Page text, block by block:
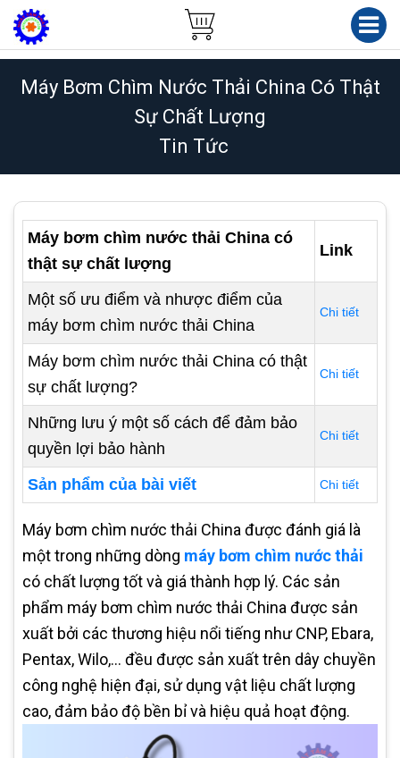
Máy Bơm Chìm Nước Thải China Có Thật
Sự Chất Lượng
Tin Tức
Máy bơm chìm nước thải China có
thật sự chất lượng
Link
Một số ưu điểm và nhược điểm của
máy bơm chìm nước thải China
Chi tiết
Máy bơm chìm nước thải China có thật
sự chất lượng?
Chi tiết
Những lưu ý một số cách để đảm bảo
quyền lợi bảo hành
Chi tiết
Sản phẩm của bài viết Chi tiết
Máy bơm chìm nước thải China được đánh giá là
một trong những dòng máy bơm chìm nước thải
có chất lượng tốt và giá thành hợp lý. Các sản
phẩm máy bơm chìm nước thải China được sản
xuất bởi các thương hiệu nổi tiếng như CNP, Ebara,
Pentax, Wilo,... đều được sản xuất trên dây chuyền
công nghệ hiện đại, sử dụng vật liệu chất lượng
cao, đảm bảo độ bền bỉ và hiệu quả hoạt động.